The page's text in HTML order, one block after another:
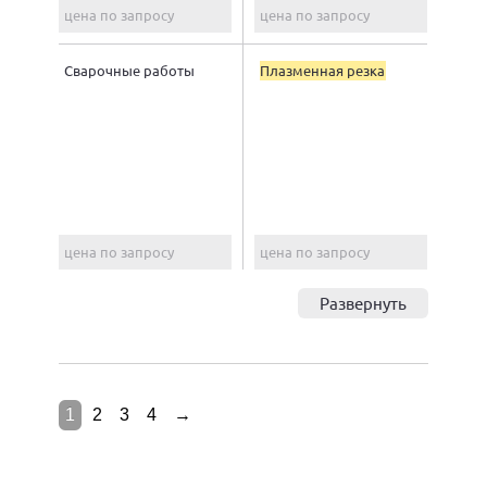
цена по запросу цена по запросу
Сварочные работы
цена по запросу
Плазменная резка
цена по запросу
Развернуть
1 2 3 4 →